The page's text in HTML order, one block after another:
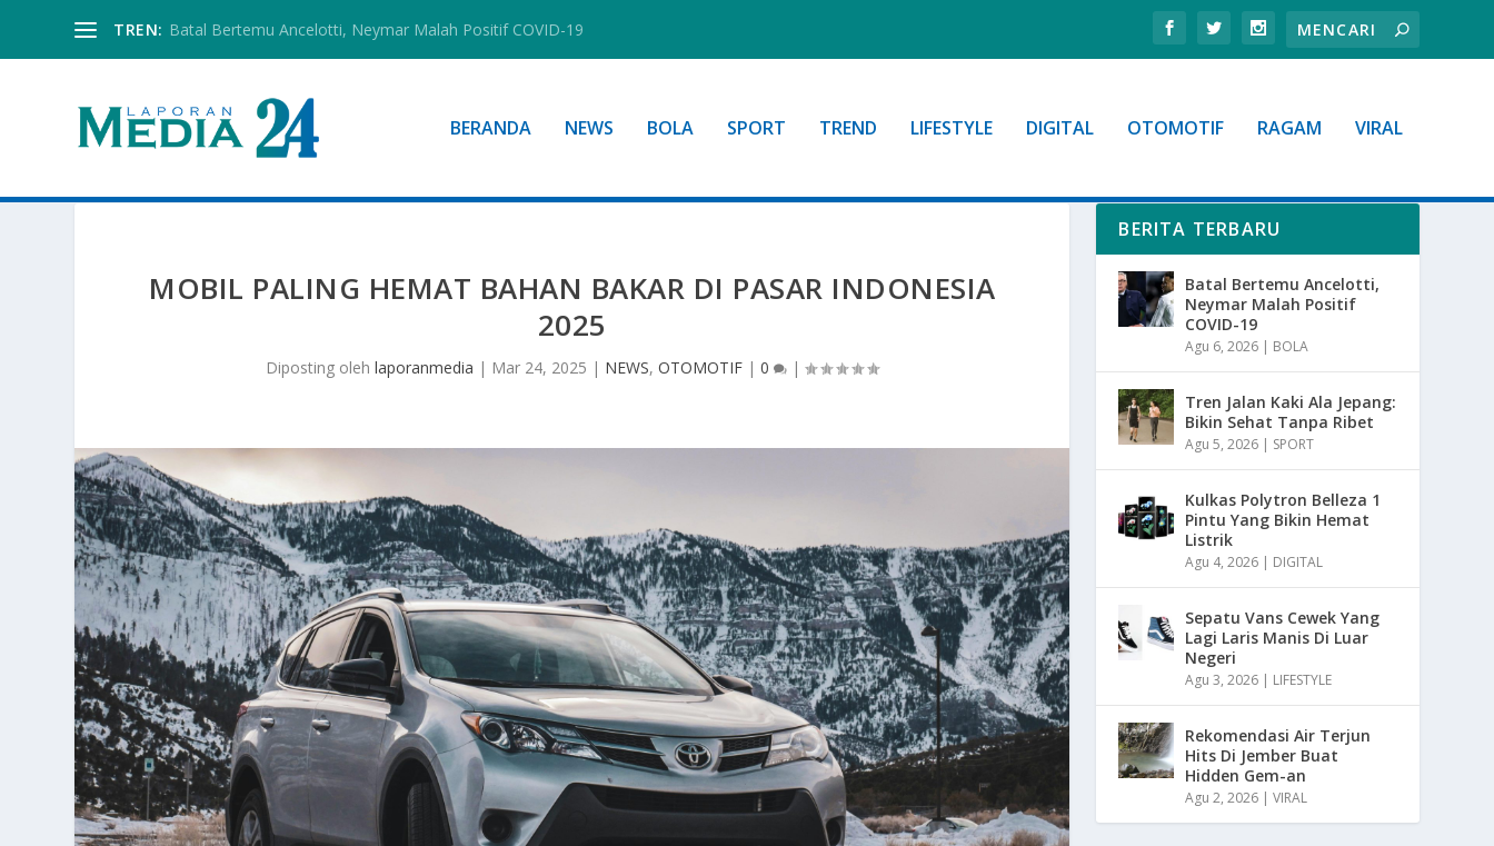
TREN: Batal Bertemu Ancelotti, Neymar Malah Positif COVID-19
BERANDA NEWS BOLA SPORT TREND LIFESTYLE DIGITAL OTOMOTIF RAGAM VIRAL
MOBIL PALING HEMAT BAHAN BAKAR DI PASAR INDONESIA
2025
Diposting olehlaporanmedia | Mar 24, 2025 | NEWS,OTOMOTIF |0 |
BERITA TERBARU
Batal Bertemu Ancelotti,
Neymar Malah Positif
COVID-19
Agu 6, 2026 | BOLA
Tren Jalan Kaki Ala Jepang:
Bikin Sehat Tanpa Ribet
Agu 5, 2026 | SPORT
Kulkas Polytron Belleza 1
Pintu Yang Bikin Hemat
Listrik
Agu 4, 2026 | DIGITAL
Sepatu Vans Cewek Yang
Lagi Laris Manis Di Luar
Negeri
Agu 3, 2026 | LIFESTYLE
Rekomendasi Air Terjun
Hits Di Jember Buat
Hidden Gem-an
Agu 2, 2026 |VIRAL